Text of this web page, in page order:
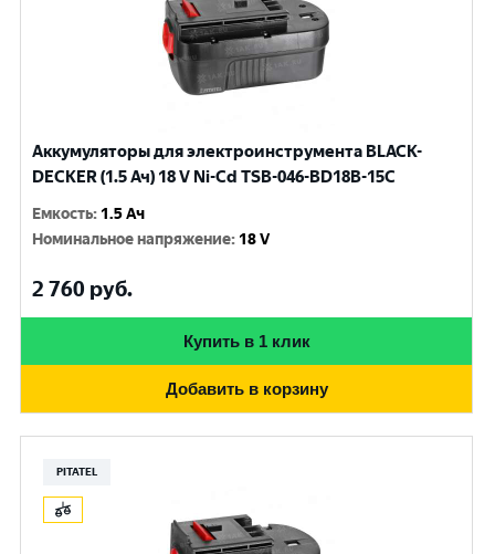
Аккумуляторы для электроинструмента BLACK-
DECKER (1.5 Ач) 18 V Ni-Cd TSB-046-BD18B-15C
Емкость: 1.5 Ач
Номинальное напряжение: 18 V
2 760 руб.
Купить в 1 клик
Добавить в корзину
PITATEL